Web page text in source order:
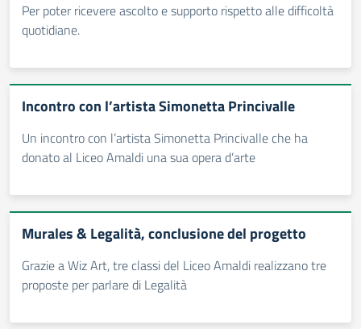
Per poter ricevere ascolto e supporto rispetto alle difficoltà
quotidiane.
Incontro con l’artista Simonetta Princivalle
Un incontro con l’artista Simonetta Princivalle che ha
donato al Liceo Amaldi una sua opera d’arte
Murales & Legalità, conclusione del progetto
Grazie a Wiz Art, tre classi del Liceo Amaldi realizzano tre
proposte per parlare di Legalità